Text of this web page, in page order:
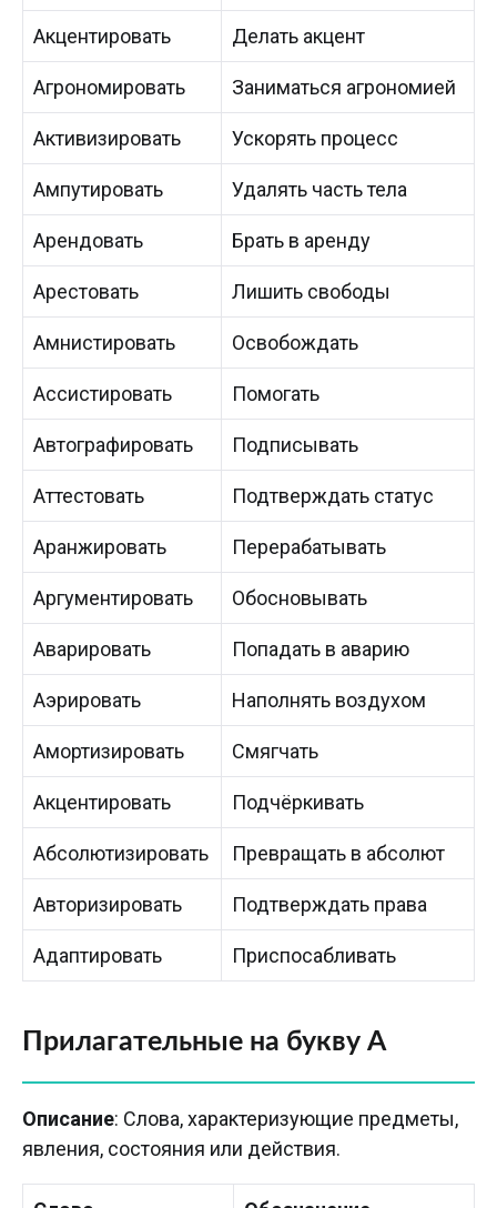
Акцентировать Делать акцент
Агрономировать Заниматься агрономией
Активизировать Ускорять процесс
Ампутировать Удалять часть тела
Арендовать Брать в аренду
Арестовать Лишить свободы
Амнистировать Освобождать
Ассистировать Помогать
Автографировать Подписывать
Аттестовать Подтверждать статус
Аранжировать Перерабатывать
Аргументировать Обосновывать
Аварировать Попадать в аварию
Аэрировать Наполнять воздухом
Амортизировать Смягчать
Акцентировать Подчёркивать
Абсолютизировать Превращать в абсолют
Авторизировать Подтверждать права
Адаптировать Приспосабливать
Прилагательные на букву А
Описание: Слова, характеризующие предметы,
явления, состояния или действия.